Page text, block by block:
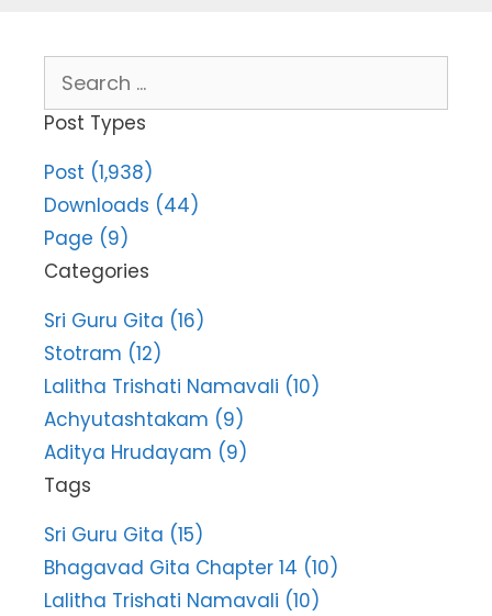
for:
Post Types
Post (1,938)
Downloads (44)
Page (9)
Categories
Sri Guru Gita (16)
Stotram (12)
Lalitha Trishati Namavali (10)
Achyutashtakam (9)
Aditya Hrudayam (9)
Tags
Sri Guru Gita (15)
Bhagavad Gita Chapter 14 (10)
Lalitha Trishati Namavali (10)